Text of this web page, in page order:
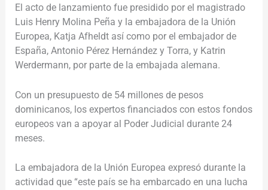
El acto de lanzamiento fue presidido por el magistrado
Luis Henry Molina Peña y la embajadora de la Unión
Europea, Katja Afheldtasí como por el embajador de
España, Antonio Pérez Hernández y Torra, y Katrin
Werdermann, por parte de la embajada alemana.
Con un presupuesto de 54 millones de pesos
dominicanos, los expertos financiados con estos fondos
europeos van a apoyar al Poder Judicial durante 24
meses.
La embajadora de la Unión Europea expresó durante la
actividad que “este país se ha embarcado en una lucha